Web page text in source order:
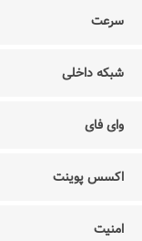
سرعت
شبکه داخلی
وای فای
اکسس پوینت
امنیت